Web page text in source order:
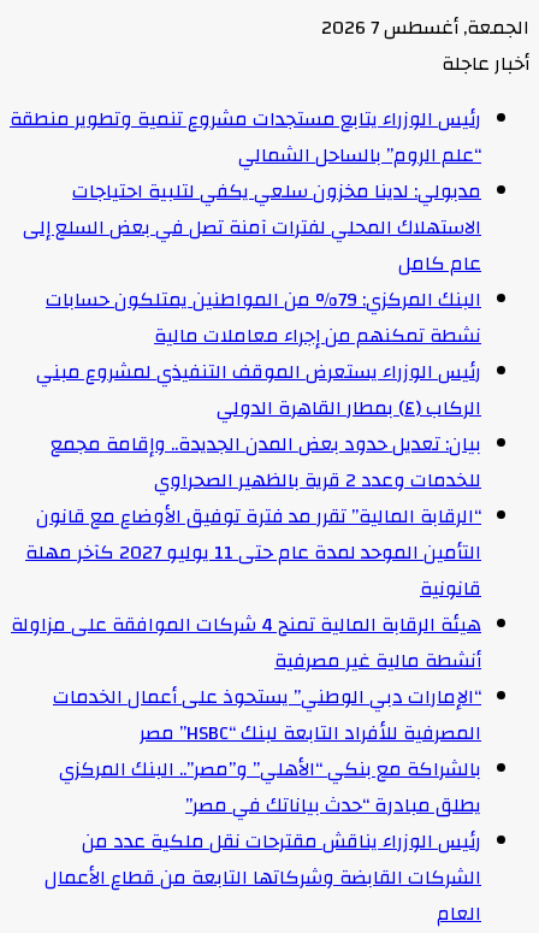
الجمعة, أغسطس 7 2026
أخبار عاجلة
رئيس الوزراء يتابع مستجدات مشروع تنمية وتطوير منطقة
“علم الروم” بالساحل الشمالي
مدبولي: لدينا مخزون سلعي يكفي لتلبية احتياجات
الاستهلاك المحلي لفترات آمنة تصل في بعض السلع إلى
عام كامل
البنك المركزي: 79% من المواطنين يمتلكون حسابات
نشطة تمكنهم من إجراء معاملات مالية
رئيس الوزراء يستعرض الموقف التنفيذي لمشروع مبني
الركاب (٤) بمطار القاهرة الدولي
بيان: تعديل حدود بعض المدن الجديدة.. وإقامة مجمع
للخدمات وعدد 2 قرية بالظهير الصحراوي
“الرقابة المالية” تقرر مد فترة توفيق الأوضاع مع قانون
التأمين الموحد لمدة عام حتى 11 يوليو 2027 كآخر مهلة
قانونية
هيئة الرقابة المالية تمنح 4 شركات الموافقة على مزاولة
أنشطة مالية غير مصرفية
“الإمارات دبي الوطني” يستحوذ على أعمال الخدمات
المصرفية للأفراد التابعة لبنك “HSBC” مصر
بالشراكة مع بنكي “الأهلي” و”مصر”.. البنك المركزي
يطلق مبادرة “حدث بياناتك في مصر”
رئيس الوزراء يناقش مقترحات نقل ملكية عدد من
الشركات القابضة وشركاتها التابعة من قطاع الأعمال
العام